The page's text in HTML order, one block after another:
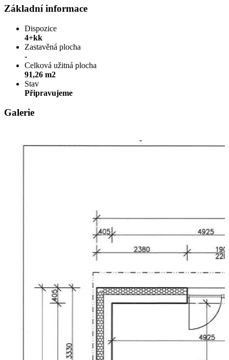
Základní informace
Dispozice
4+kk
Zastavěná plocha
-
Celková užitná plocha
91,26 m2
Stav
Připravujeme
Galerie